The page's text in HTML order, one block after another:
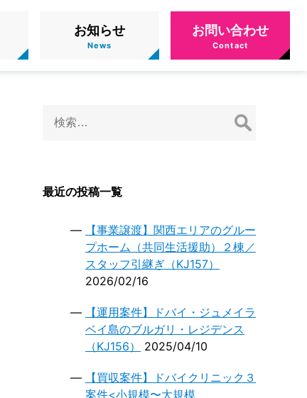
お知らせ お問い合わせ
索:
最近の投稿一覧
【事業譲渡】関西エリアのグルー
プホーム（共同生活援助）２棟／
スタッフ引継ぎ（KJ157）
2026/02/16
【運用案件】ドバイ・ジュメイラ
ベイ島のブルガリ・レジデンス
（KJ156）
2025/04/10
【買収案件】ドバイクリニック３
案件<小規模〜大規模